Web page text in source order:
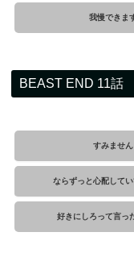
我慢できま
BEAST END 11話
すみません
ならずっと心配して
好きにしろって言っ